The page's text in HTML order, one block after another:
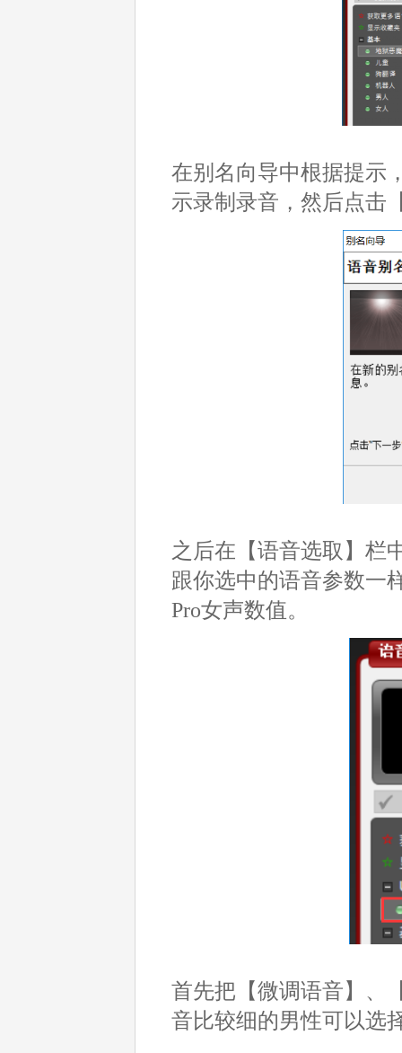
在别名向导中根据提示
示录制录音，然后点击
之后在【语音选取】栏
跟你选中的语音参数一
Pro女声数值。
首先把【微调语音】、
音比较细的男性可以选